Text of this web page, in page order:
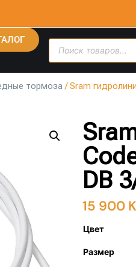
тормоза/ Sram
DB
15 900
Цвет
Размер